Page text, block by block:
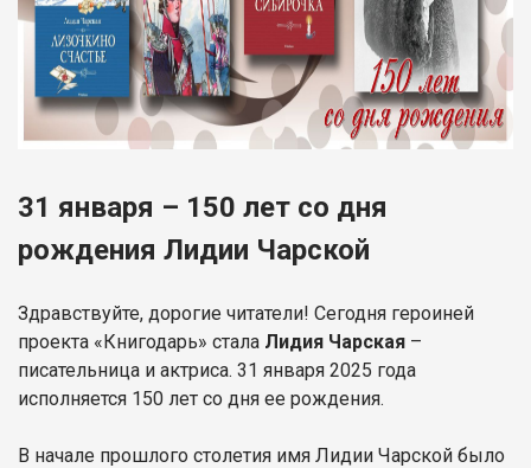
31 января – 150 лет со дня
рождения Лидии Чарской
Здравствуйте, дорогие читатели! Сегодня героиней
проекта «Книгодарь» стала Лидия Чарская –
писательница и актриса. 31 января 2025 года
исполняется 150 лет со дня ее рождения.
В начале прошлого столетия имя Лидии Чарской было